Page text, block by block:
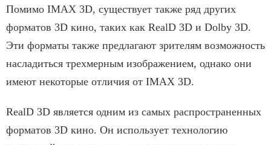
Помимо IMAX 3D, существует также ряд других
форматов 3D кино, таких как RealD 3D и Dolby 3D.
Эти форматы также предлагают зрителям возможность
насладиться трехмерным изображением, однако они
имеют некоторые отличия от IMAX 3D.
RealD 3D является одним из самых распространенных
форматов 3D кино. Он использует технологию